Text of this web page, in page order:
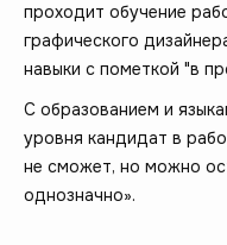
проходит обучение
графического
навыки с пометкой "в
С образованием и
уровня кандидат в
не сможет, но можно
однозначно».